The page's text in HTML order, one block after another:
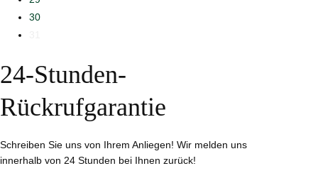
30
24-Stunden-
Rückrufgarantie
Schreiben Sie uns von Ihrem Anliegen! Wir melden uns
innerhalb von 24 Stunden bei Ihnen zurück!